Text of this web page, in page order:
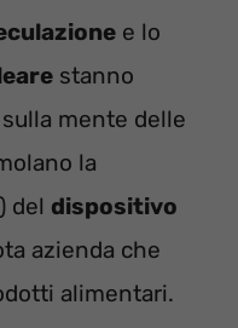
e lo
stanno
mente delle
la
del dispositivo
azienda che
alimentari.